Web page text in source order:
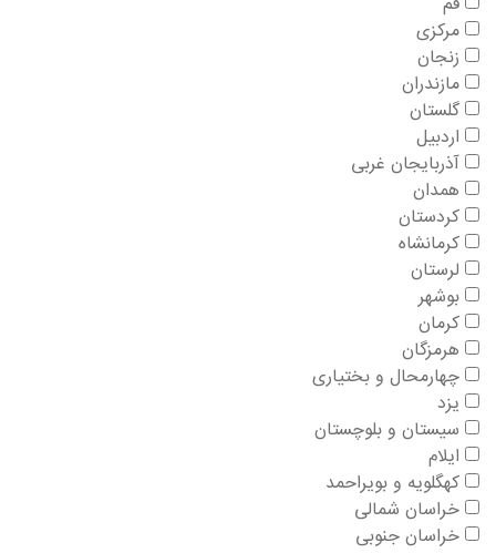
مرکزی
زنجان
مازندران
گلستان
اردبیل
آذربایجان غربی
همدان
کردستان
کرمانشاه
لرستان
بوشهر
کرمان
هرمزگان
چهارمحال و بختیاری
یزد
سیستان و بلوچستان
ایلام
کهگلویه و بویراحمد
خراسان شمالی
خراسان جنوبی